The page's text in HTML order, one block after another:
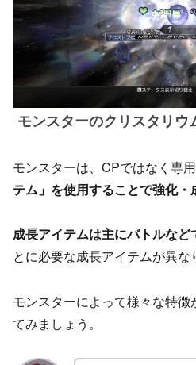
モンスターのクリスタリウ
モンスターは、CPではなく専
テム」を使用することで強化・
成長アイテムは主にバトルなど
とに必要な成長アイテムが異な
モンスターによって様々な特
てみましょう。